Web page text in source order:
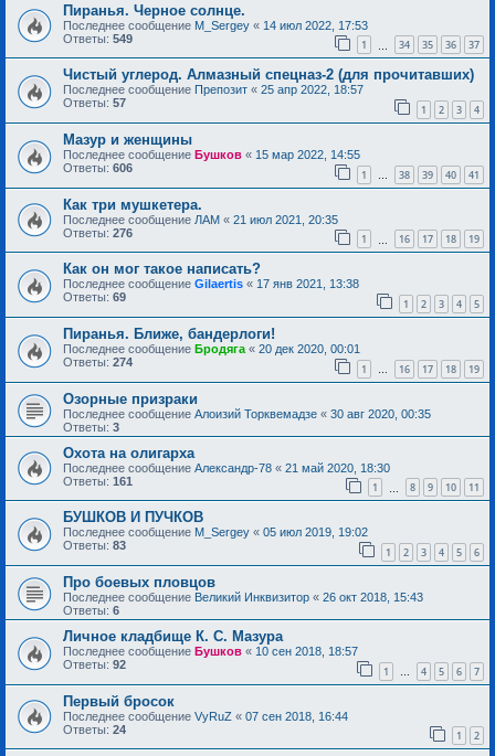
Пиранья. Черное солнце.
Последнее сообщение M_Sergey « 14 июл 2022, 17:53
Ответы: 549 1 34 35 36 37
Чистый углерод. Алмазный спецназ-2 (для прочитавших)
Последнее сообщение Препозит « 25 апр 2022, 18:57
Ответы: 57 1 2 3 4
Мазур и женщины
Последнее сообщение Бушков « 15 мар 2022, 14:55
Ответы: 606 1 … 38 39 40 41
Как три мушкетера.
Последнее сообщение ЛАМ « 21 июл 2021, 20:35
Ответы: 276 1 16 17 18 19
Как он мог такое написать?
Последнее сообщение Gilaertis « 17 янв 2021, 13:38
Ответы: 69 1 2 3 4 5
Пиранья. Ближе, бандерлоги!
Последнее сообщение Бродяга « 20 дек 2020, 00:01
Ответы: 274 1 … 16 17 18 19
Озорные призраки
Последнее сообщение Алоизий Торквемадзе « 30 авг 2020, 00:35
Ответы: 3
Охота на олигарха
Последнее сообщение Александр-78 « 21 май 2020, 18:30
Ответы: 161 1 8 9 10 11
БУШКОВ И ПУЧКОВ
Последнее сообщение M_Sergey « 05 июл 2019, 19:02
Ответы: 83 1 2 3 4 5 6
Про боевых пловцов
Последнее сообщение Великий Инквизитор « 26 окт 2018, 15:43
Ответы: 6
Личное кладбище К. С. Мазура
Последнее сообщение Бушков « 10 сен 2018, 18:57
Ответы: 92 1 4 5 6 7
Первый бросок
Последнее сообщение VyRuZ « 07 сен 2018, 16:44
Ответы: 24 1 2